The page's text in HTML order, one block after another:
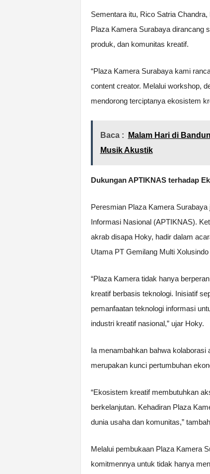
Sementara itu, Rico Satria
Plaza Kamera Surabaya dirancang
produk, dan komunitas kreatif.
“Plaza Kamera Surabaya kami
content creator. Melalui workshop,
mendorong terciptanya ekosistem
Baca :
Malam Hari di
Musik Akustik
Dukungan APTIKNAS terhadap
Peresmian Plaza Kamera
Informasi Nasional (APTIKNAS).
akrab disapa Hoky, hadir dalam
Utama PT Gemilang Multi
“Plaza Kamera tidak hanya
kreatif berbasis teknologi. Inisiatif
pemanfaatan teknologi informasi
industri kreatif nasional,” ujar Hoky.
Ia menambahkan bahwa kolaborasi
merupakan kunci pertumbuhan
“Ekosistem kreatif membutuhkan
berkelanjutan. Kehadiran Plaza
dunia usaha dan komunitas,”
Melalui pembukaan Plaza Kamera
komitmennya untuk tidak hanya